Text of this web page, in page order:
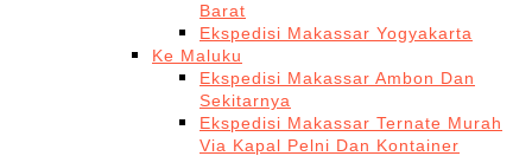
Barat
Ekspedisi Makassar Yogyakarta
Ke Maluku
Ekspedisi Makassar Ambon Dan
Sekitarnya
Ekspedisi Makassar Ternate Murah
Via Kapal Pelni Dan Kontainer